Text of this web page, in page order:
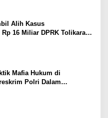
Alih Kasus
Rp 16 Miliar DPRK Tolikara
Mafia Hukum di
Polri Dalam
PT ARA